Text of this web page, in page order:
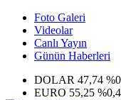
Foto Galeri
Videolar
Canlı Yayın
Günün Haberleri
DOLAR 47,74
EURO 55,25